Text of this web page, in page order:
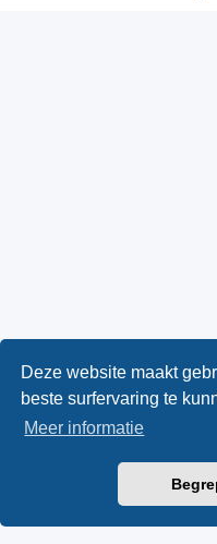
Deze website maakt
beste surfervaring te
Meer informatie